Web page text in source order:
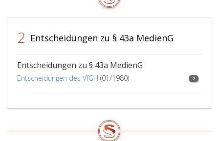
Medienwerk
nach
seiner
Aufmachung
nach
Verwendung
2 Entscheidungen zu § 43a MedienG
Entscheidungen zu § 43a MedienG
Entscheidungen des VfGH (01/1980) 2